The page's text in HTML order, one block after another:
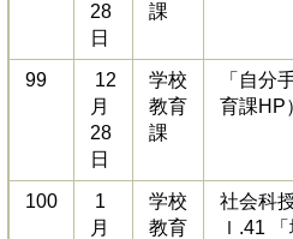
28
日
課
99
12
月
28
日
学校
教育
課
「自分
育課HP
100
1
月
学校
教育
社会科
ｌ.41